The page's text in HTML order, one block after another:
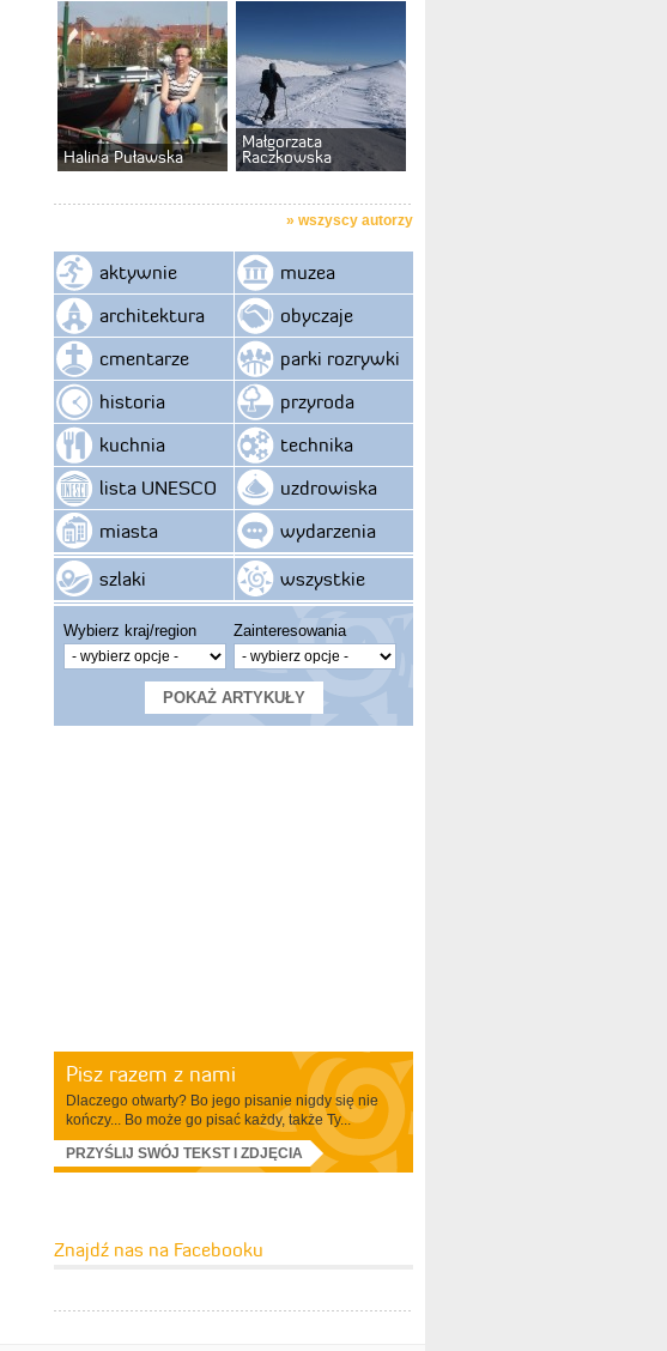
Halina Puławska
Małgorzata
Raczkowska
» wszyscy autorzy
aktywnie
architektura
cmentarze
historia
kuchnia
lista UNESCO
miasta
szlaki
muzea
obyczaje
parki rozrywki
przyroda
technika
uzdrowiska
wydarzenia
wszystkie
Wybierz kraj/region Zainteresowania
Pisz razem z nami
Dlaczego otwarty? Bo jego pisanie nigdy się nie
kończy... Bo może go pisać każdy, także Ty...
PRZYŚLIJ SWÓJ TEKST I ZDJĘCIA
Znajdź nas na Facebooku